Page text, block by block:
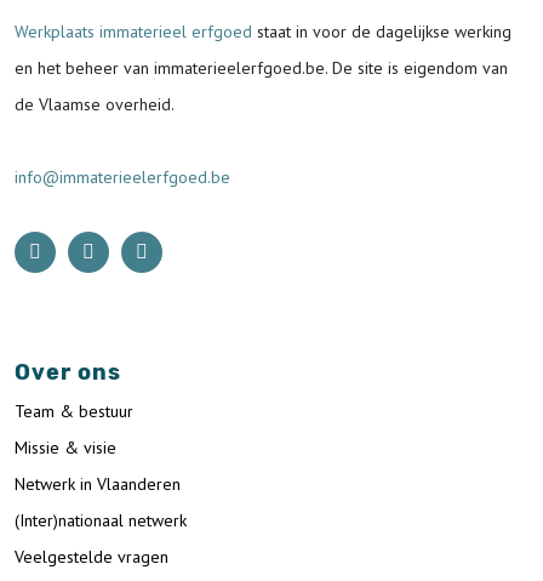
Werkplaats immaterieel erfgoed staat in voor de dagelijkse werking
en het beheer van immaterieelerfgoed.be. De site is eigendom van
de Vlaamse overheid.
info@immaterieelerfgoed.be
Over ons
Team & bestuur
Missie & visie
Netwerk in Vlaanderen
(Inter)nationaal netwerk
Veelgestelde vragen